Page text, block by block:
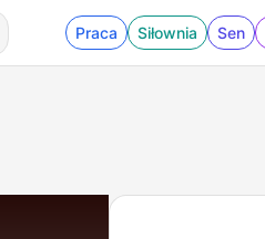
Praca Siłownia Sen